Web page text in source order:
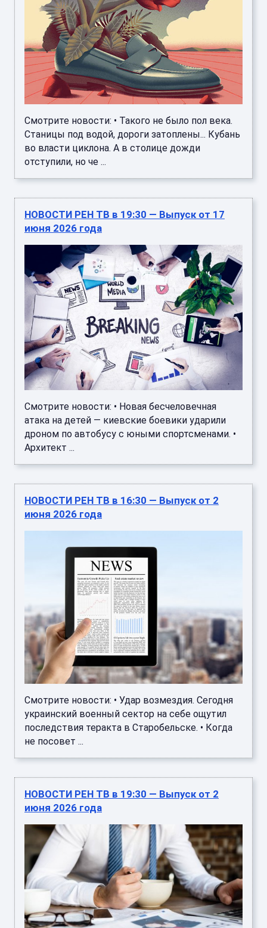
Смотрите новости: • Такого не было пол века.
Станицы под водой, дороги затоплены... Кубань
во власти циклона. А в столице дожди
отступили, но че ...
НОВОСТИ РЕН ТВ в 19:30 — Выпуск от 17
июня 2026 года
Смотрите новости: • Новая бесчеловечная
атака на детей — киевские боевики ударили
дроном по автобусу с юными спортсменами. •
Архитект ...
НОВОСТИ РЕН ТВ в 16:30 — Выпуск от 2
июня 2026 года
Смотрите новости: • Удар возмездия. Сегодня
украинский военный сектор на себе ощутил
последствия теракта в Старобельске. • Когда
не посовет ...
НОВОСТИ РЕН ТВ в 19:30 — Выпуск от 2
июня 2026 года